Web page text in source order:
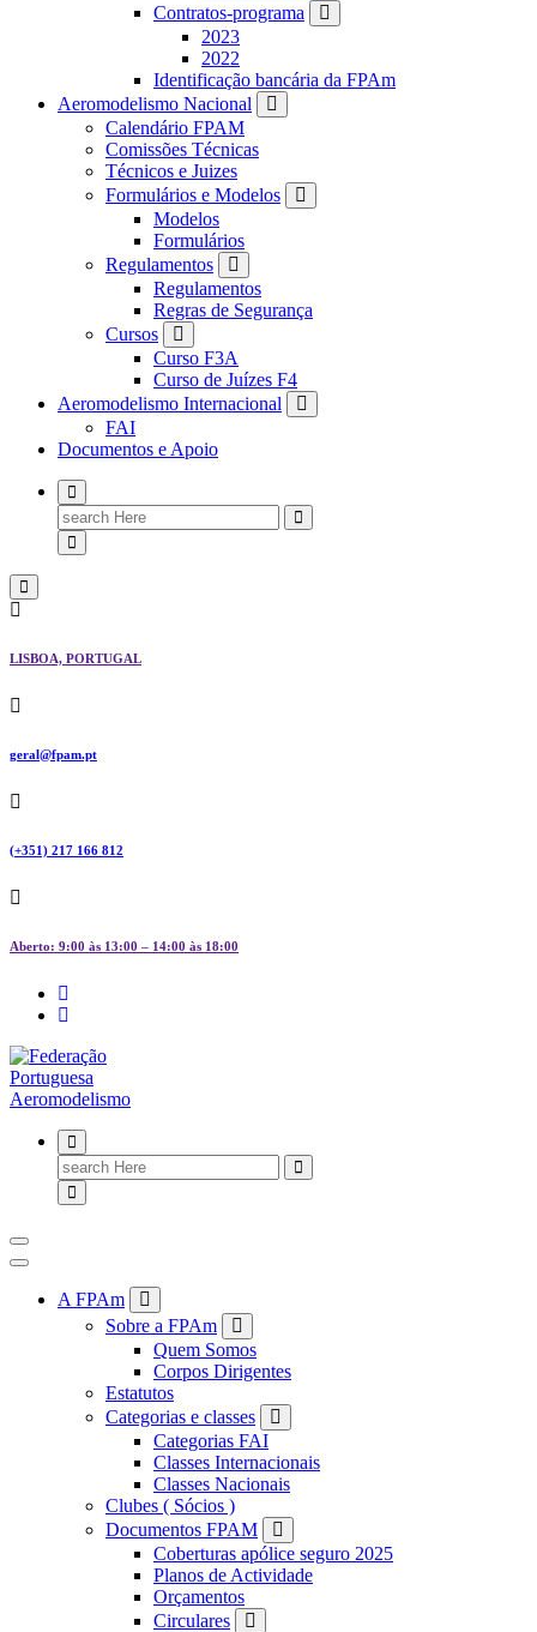
Contratos-programa
2023
2022
Identificação bancária da FPAm
Aeromodelismo Nacional
Calendário FPAM
Comissões Técnicas
Técnicos e Juizes
Formulários e Modelos
Modelos
Formulários
Regulamentos
Regulamentos
Regras de Segurança
Cursos
Curso F3A
Curso de Juízes F4
Aeromodelismo Internacional
FAI
Documentos e Apoio
Search
for:
LISBOA, PORTUGAL
geral@fpam.pt
(+351) 217 166 812
Aberto: 9:00 às 13:00 – 14:00 às 18:00
FPAM
Search
for:
A FPAm
Sobre a FPAm
Quem Somos
Corpos Dirigentes
Estatutos
Categorias e classes
Categorias FAI
Classes Internacionais
Classes Nacionais
Clubes ( Sócios )
Documentos FPAM
Coberturas apólice seguro 2025
Planos de Actividade
Orçamentos
Circulares